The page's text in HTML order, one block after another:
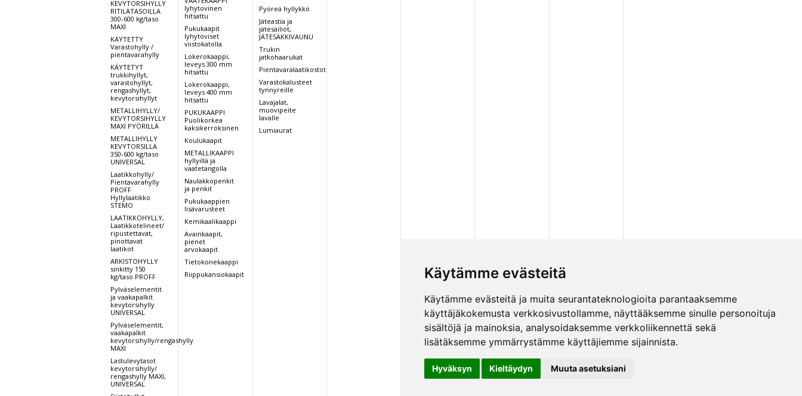
Käytämme evästeitä
Käytämme evästeitä ja muita seurantateknologioita parantaaksemme
käyttäjäkokemusta verkkosivustollamme, näyttääksemme sinulle personoituja
sisältöjä ja mainoksia, analysoidaksemme verkkoliikennettä sekä
lisätäksemme ymmärrystämme käyttäjiemme sijainnista.
Hyväksyn Kieltäydyn Muuta asetuksiani
KEVYTORSIHYLLY
RITILÄTASOILLA
300-600 kg/taso
MAXI
KÄYTETTY
Varastohylly /
pientavarahylly
KÄYTETYT
trukkihyllyt,
varastohyllyt,
rengashyllyt,
kevytorsihyllyt
METALLIHYLLY/
KEVYTORSIHYLLY
MAXI PYÖRILLÄ
METALLIHYLLY
KEVYTORSILLA
350-600 kg/taso
UNIVERSAL
Laatikkohylly/
Pientavarahylly
PROFF
Hyllylaatikko
STEMO
LAATIKKOHYLLY,
Laatikkotelineet/
ripustettavat,
pinottavat
laatikot
ARKISTOHYLLY
sinkitty 150
kg/taso PROFF
Pylväselementit
ja vaakapalkit
kevytorsihylly
UNIVERSAL
Pylväselementit,
vaakapalkit
kevytorsihylly/rengashylly
MAXI
Lastulevytasot
kevytorsihylly/
rengashylly MAXI,
UNIVERSAL
lyhytovinen
hitsattu
Pukukaapit
lyhytoviset
viistokatolla
Lokerokaappi,
leveys 300 mm
hitsattu
Lokerokaappi,
leveys 400 mm
hitsattu
PUKUKAAPPI
Puolikorkea
kaksikerroksinen
Koulukaapit
METALLIKAAPPI
hyllyillä ja
vaatetangolla
Naulakkopenkit
ja penkit
Pukukaappien
lisävarusteet
Kemikaalikaappi
Avainkaapit,
pienet
arvokaapit
Tietokonekaappi
Riippukansiokaapit
Pyöreä hyllykkö
Jäteastia ja
jätesäiliöt,
JÄTESÄKKIVAUNU
Trukin
jatkohaarukat
Pientavaralaatikostot
Varastokalusteet
tynnyreille
Lavajalat,
muovipeite
lavalle
Lumiaurat